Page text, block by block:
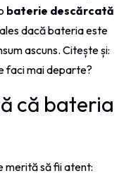
baterie descărcată
dacă bateria este
ascuns. Citește și:
faci mai departe?
că bateria
merită să fii atent: